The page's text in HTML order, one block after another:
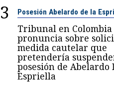
3 Posesión Abelardo de la
Tribunal en Colombia
pronuncia sobre
medida cautelar que
pretendería
posesión de Abelardo
Espriella